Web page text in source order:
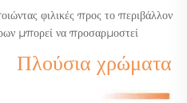
φιλικές προς το περιβάλλον
μπορεί να προσαρμοστεί
Πλούσια χρώματα